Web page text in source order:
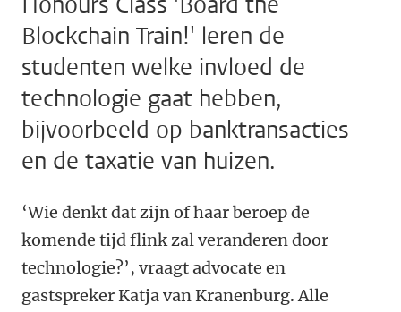
Blockchain Train!' leren de
studenten welke invloed de
technologie gaat hebben,
bijvoorbeeld op banktransacties
en de taxatie van huizen.
‘Wie denkt dat zijn of haar beroep de
komende tijd flink zal veranderen door
technologie?’, vraagt advocate en
gastspreker Katja van Kranenburg. Alle